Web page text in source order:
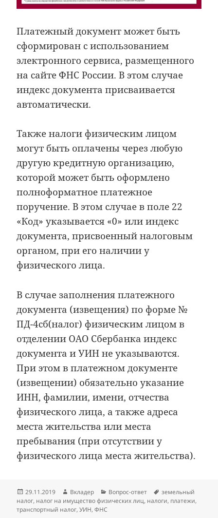
Платежный документ может быть
сформирован с использованием
электронного сервиса, размещенного
на сайте ФНС России. В этом случае
индекс документа присваивается
автоматически.
Также налоги физическим лицом
могут быть оплачены через любую
другую кредитную организацию,
которой может быть оформлено
полноформатное платежное
поручение. В этом случае в поле 22
«Код» указывается «0» или индекс
документа, присвоенный налоговым
органом, при его наличии у
физического лица.
В случае заполнения платежного
документа (извещения) по форме №
ПД-4сб(налог) физическим лицом в
отделении ОАО Сбербанка индекс
документа и УИН не указываются.
При этом в платежном документе
(извещении) обязательно указание
ИНН, фамилии, имени, отчества
физического лица, а также адреса
места жительства или места
пребывания (при отсутствии у
физического лица места жительства).
Опубликовано
29.11.2019 Автор
Вкладер Рубрики
Вопрос-ответ Метки
земельный
налог, налог на имущество физических лиц, налоги, платежи,
транспортный налог,УИН,ФНС